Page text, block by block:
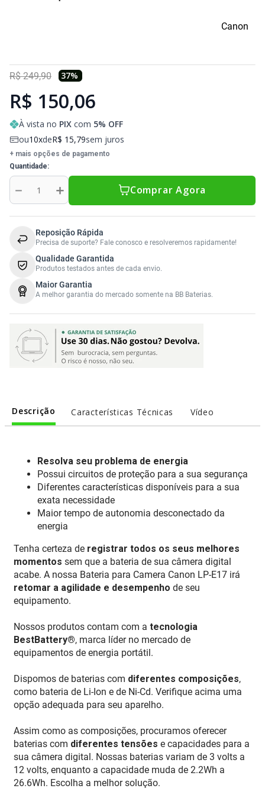
Itautec
Lenovo
LG
Positivo
Samsung
Sony Vaio
Toshiba
Lenovo
LG
Philco
Samsung
Semp Toshiba
Sony Vaio
Toshiba
Toshiba
Part Number
Sony Vaio
Toshiba
DDR4
Caddy para SSD
Limpa Telas
Memória DDR3
Memória DDR4
SSD M.2 SATA
SSD M.2 NVME
Caddy para SSD
Canon
R$ 249,90 37%
R$ 150,06
À vista no PIX com 5% OFF
ou10 deR$ 15,79sem juros
+ mais opções de pagamento
Quantidade
＋
－ Comprar Agora
Reposição Rápida
Precisa de suporte? Fale conosco e resolveremos rapidamente!
Qualidade Garantida
Produtos testados antes de cada envio.
Maior Garantia
A melhor garantia do mercado somente na BB Baterias.
Descrição Características Técnicas Vídeo
Resolva seu problema de energia
Possui circuitos de proteção para a sua segurança
Diferentes características disponíveis para a sua
exata necessidade
Maior tempo de autonomia desconectado da
energia
Tenha certeza de registrar todos os seus melhores
momentos sem que a bateria de sua câmera digital
acabe. A nossa Bateria para Camera Canon LP-E17 irá
retomar a agilidade e desempenho de seu
equipamento.
Nossos produtos contam com a tecnologia
BestBattery®, marca líder no mercado de
equipamentos de energia portátil.
Dispomos de baterias com diferentes composições,
como bateria de Li-Ion e de Ni-Cd. Verifique acima uma
opção adequada para seu aparelho.
Assim como as composições, procuramos oferecer
baterias com diferentes tensões e capacidades para a
sua câmera digital. Nossas baterias variam de 3 volts a
12 volts, enquanto a capacidade muda de 2.2Wh a
26.6Wh. Escolha a melhor solução.